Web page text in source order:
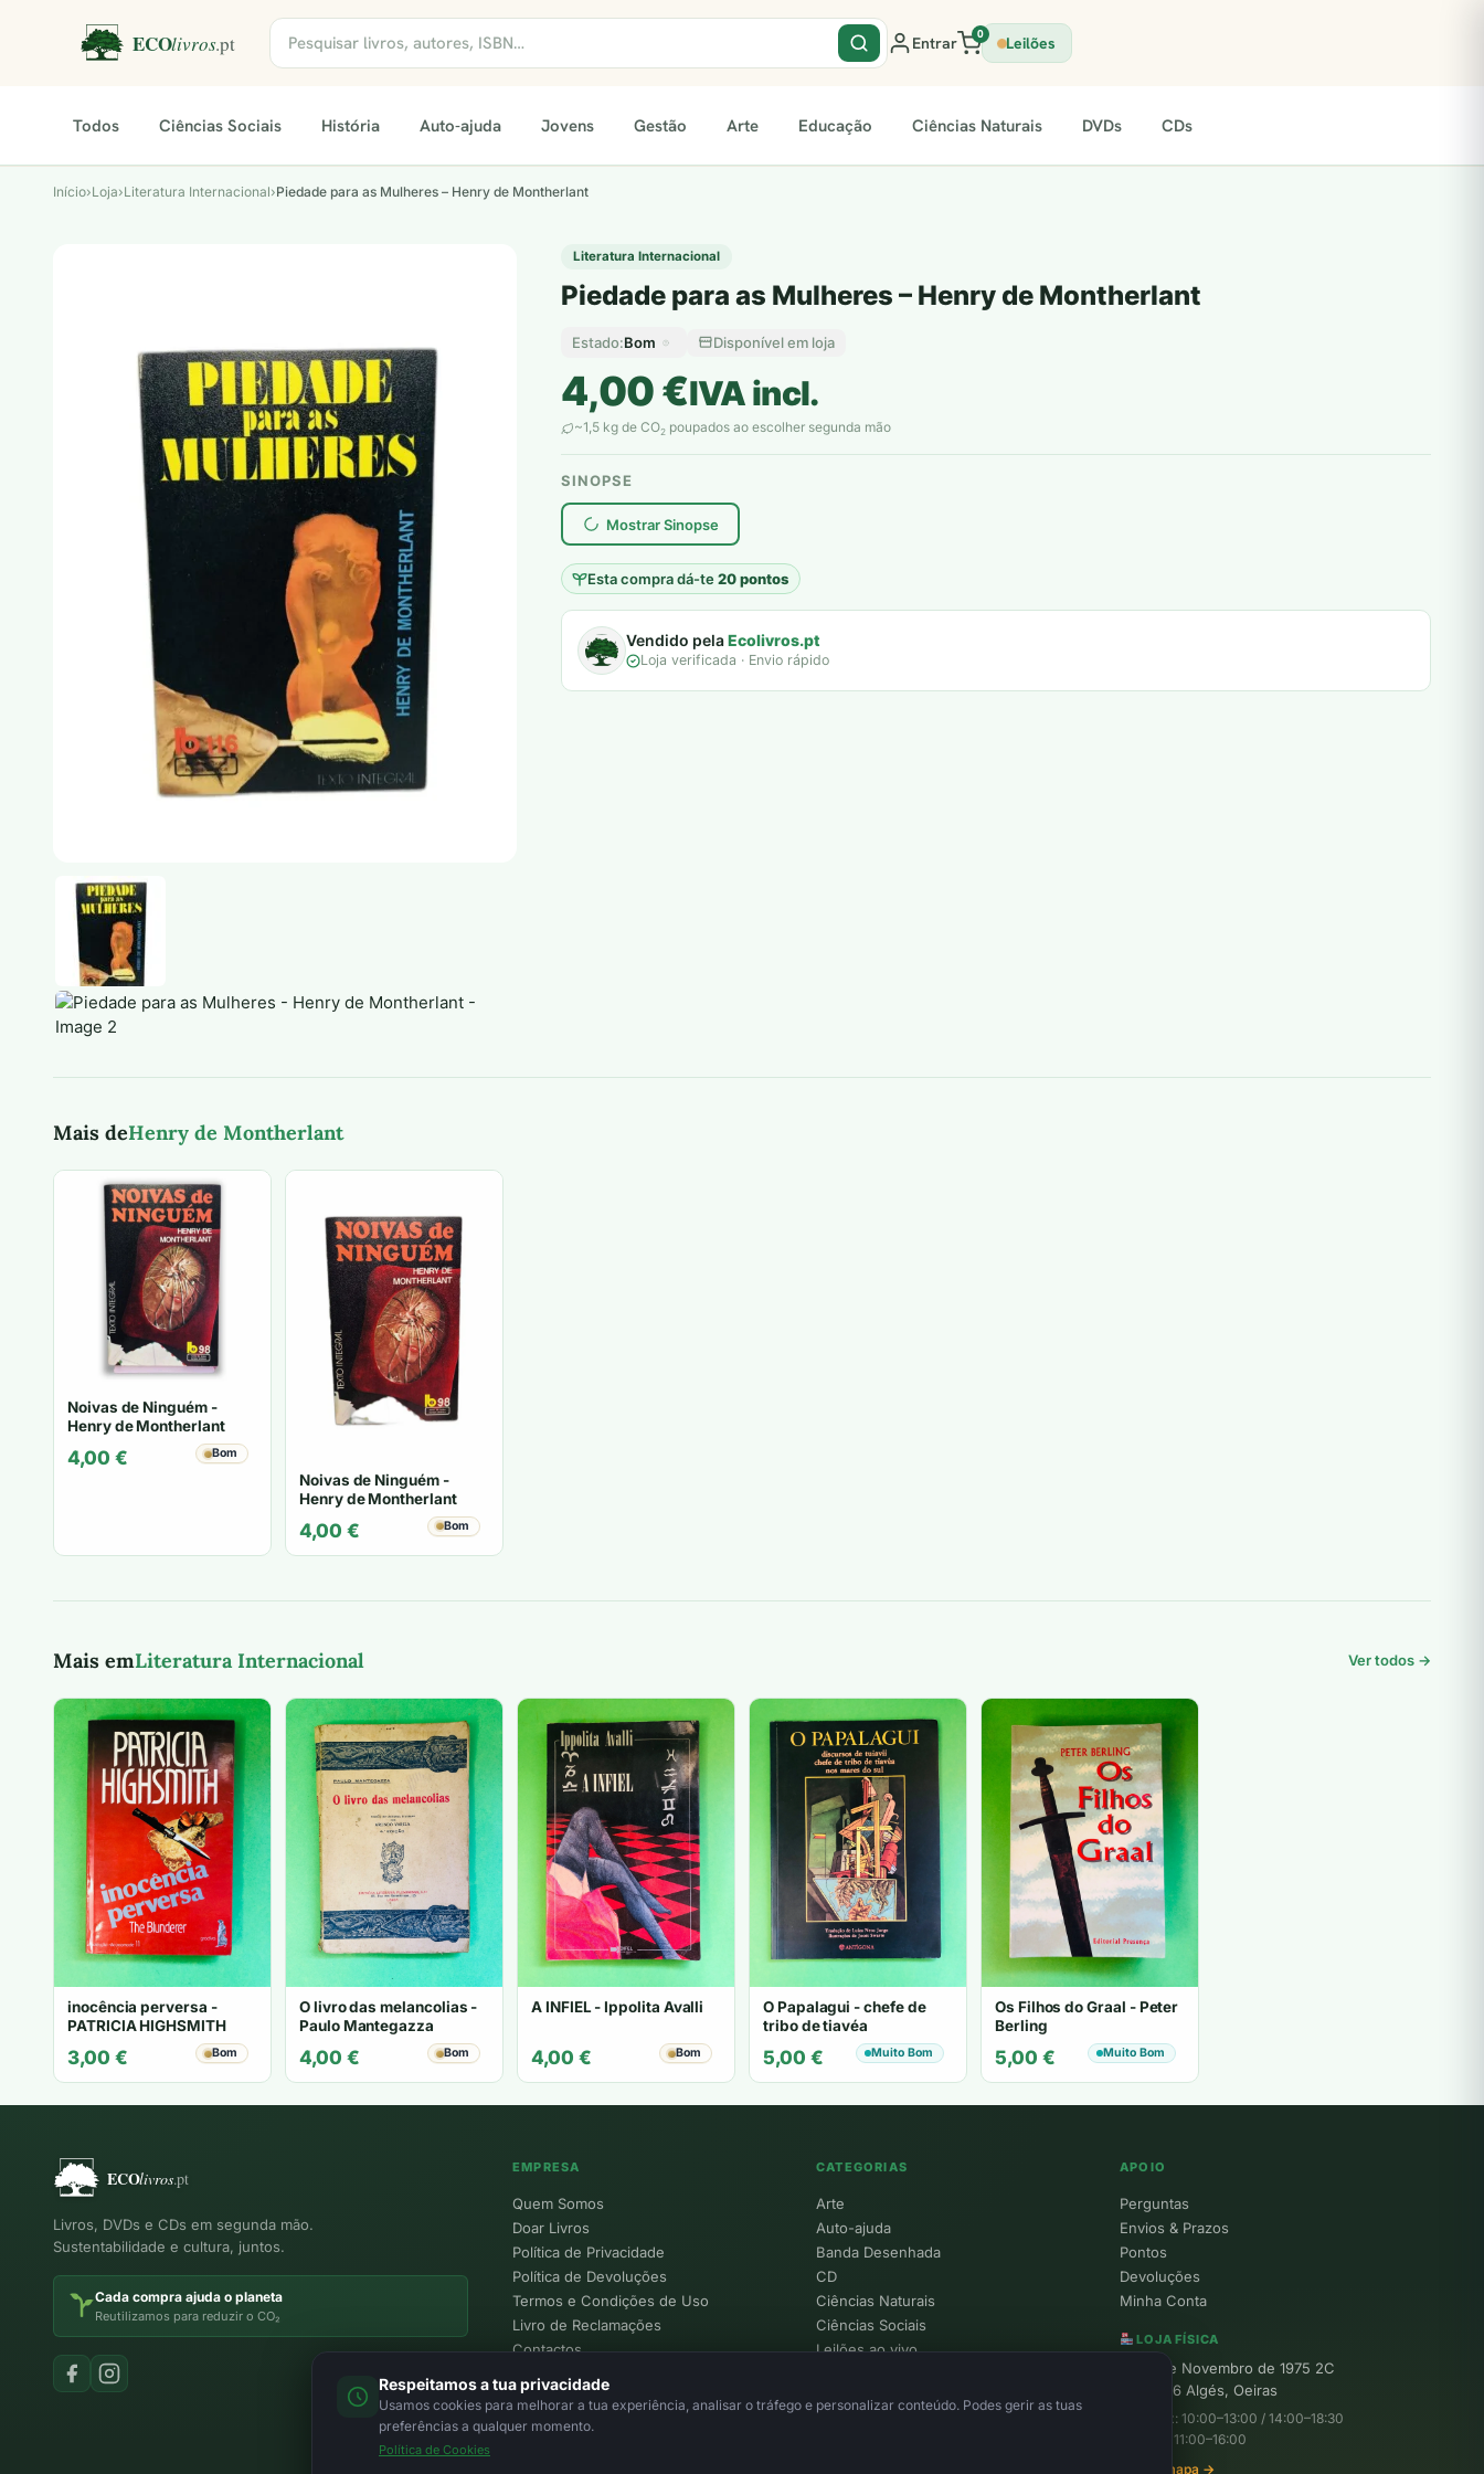
Entrar 0 Leilões
Todos Ciências Sociais História Auto-ajuda Jovens Gestão Arte Educação Ciências Naturais DVDs CDs
Início›Loja›Literatura Internacional›Piedade para as Mulheres – Henry de Montherlant
Literatura Internacional
Piedade para as Mulheres – Henry de Montherlant
Estado:Bom Disponível em loja
4,00€IVA incl.
~1,5 kg de CO2 poupados ao escolher segunda mão
SINOPSE
Mostrar Sinopse
Esta compra dá-te20 pontos
plantar árvores reais
Vendido pelaEcolivros.pt
Loja verificada · Envio rápido
Mais deHenry de Montherlant
Noivas de Ninguém -
Henry de Montherlant
4,00 € Bom
Noivas de Ninguém -
Henry de Montherlant
4,00 € Bom
Mais emLiteratura Internacional Ver todos →
inocência perversa -
PATRICIA HIGHSMITH
3,00 € Bom
O livro das melancolias -
Paulo Mantegazza
4,00 € Bom
A INFIEL - Ippolita Avalli
4,00 € Bom
O Papalagui - chefe de
tribo de tiavéa
5,00 € Muito Bom
Os Filhos do Graal - Peter
Berling
5,00 € Muito Bom
Livros, DVDs e CDs em segunda mão.
Sustentabilidade e cultura, juntos.
Cada compra ajuda o planeta
Reutilizamos para reduzir o CO₂
EMPRESA
Quem Somos
Doar Livros
Política de Privacidade
Política de Devoluções
Termos e Condições de Uso
Livro de Reclamações
Contactos
Política de Cookies
CATEGORIAS
Arte
Auto-ajuda
Banda Desenhada
CD
Ciências Naturais
Ciências Sociais
Leilões ao vivo
APOIO
Perguntas
Envios & Prazos
Pontos
Devoluções
Minha Conta
LOJA FÍSICA
R. 25 de Novembro de 1975 2C
1495-156 Algés, Oeiras
Seg–Sex: 10:00–13:00 / 14:00–18:30
Sábado: 11:00–16:00
Ver no mapa →
Respeitamos a tua privacidade
Usamos cookies para melhorar a tua experiência, analisar o tráfego e personalizar conteúdo. Podes gerir as tuas
preferências a qualquer momento.
Política de Cookies